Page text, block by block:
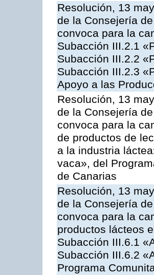
Resolución, 13
de la Consejería
convoca para la
Subacción III.2.1
Subacción III.2.2
Subacción III.2.3
Apoyo a las
Resolución, 13
de la Consejería
convoca para la
de productos de
a la industria
vaca», del
de Canarias
Resolución, 13
de la Consejería
convoca para la
productos lácteos
Subacción III.6.1
Subacción III.6.2
Programa